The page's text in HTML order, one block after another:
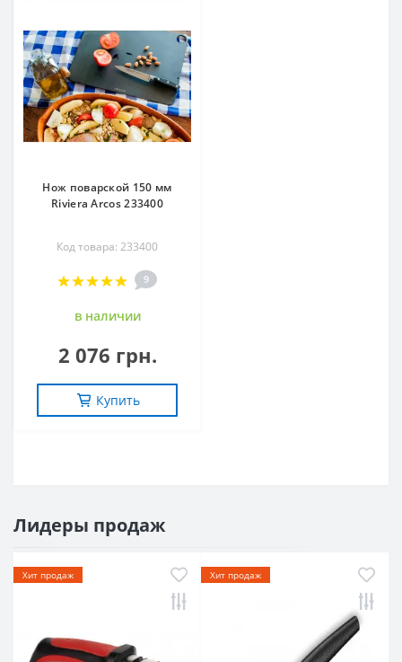
Нож поварской 150 мм
Riviera Arcos 233400
Код товара: 233400
9
в наличии
2 076 грн.
Купить
Лидеры продаж
Хит продаж Хит продаж